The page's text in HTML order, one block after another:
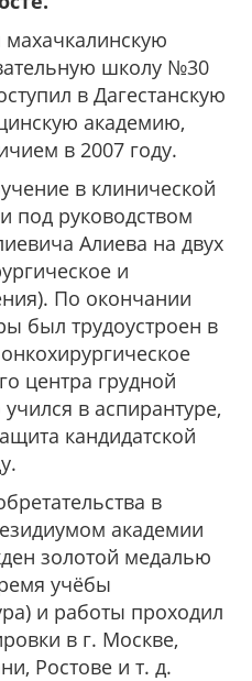
школу №30
в Дагестанскую
академию,
в 2007 году.
в клинической
под руководством
Алиева на двух
и
По окончании
был трудоустроен в
центра грудной
в аспирантуре,
кандидатской
в
академии
золотой медалью
учёбы
и работы проходил
в г. Москве,
Ростове и т. д.